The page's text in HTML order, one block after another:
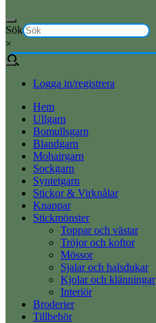
Sök
×
Logga in/registrera
Hem
Ullgarn
Bomullsgarn
Blandgarn
Mohairgarn
Sockgarn
Syntetgarn
Stickor & Virknålar
Knappar
Stickmönster
Toppar och västar
Tröjor och koftor
Mössor
Sjalar och halsdukar
Kjolar och klänningar
Interiör
Broderier
Tillbehör